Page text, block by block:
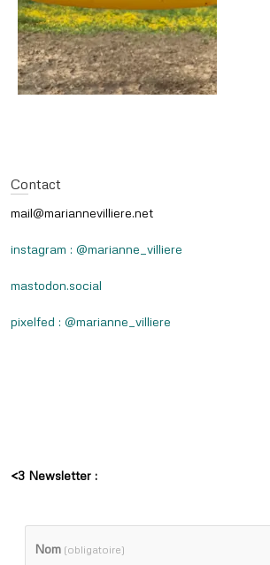
Contact
mail@mariannevilliere.net
instagram : @marianne_villiere
mastodon.social
pixelfed : @marianne_villiere
<3 Newsletter :
Nom (obligatoire)